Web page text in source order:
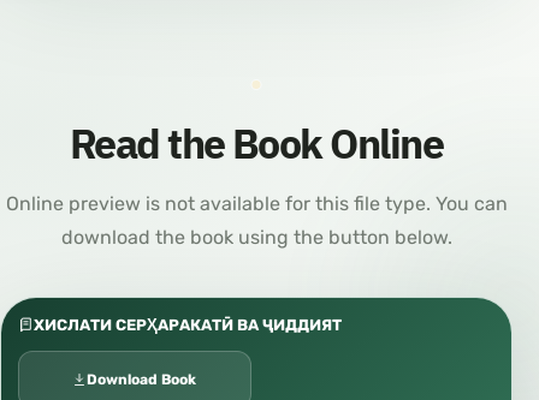
Read the Book Online
Online preview is not available for this file type. You can
download the book using the button below.
ХИСЛАТИ СЕРҲАРАКАТӢ ВА ҶИДДИЯТ
Download Book